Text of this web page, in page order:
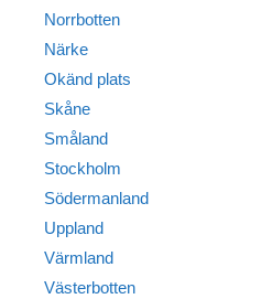
Norrbotten
Närke
Okänd plats
Skåne
Småland
Stockholm
Södermanland
Uppland
Värmland
Västerbotten